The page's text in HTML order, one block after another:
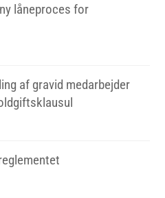
låneproces for
af gravid medarbejder